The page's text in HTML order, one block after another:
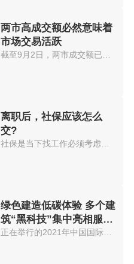
两市高成交额必然意味着
市场交易活跃
离职后，社保应该怎么
交?
绿色建造低碳体验 多个建
筑“黑科技”集中亮相服贸
会
正在举行的2021年中国国际服务贸...